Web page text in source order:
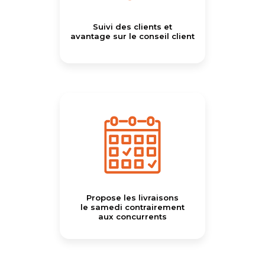
Suivi des clients et
avantage sur le conseil client
Propose les livraisons
le samedi contrairement
aux concurrents